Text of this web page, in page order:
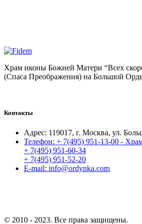
Храм иконы Божией Матери “Всех
(Спаса Преображения) на Большой
Контакты
Адрес: 119017, г. Москва, ул.
Телефон: + 7(495) 951-13-00 -
+ 7(495) 951-60-34
+ 7(495) 951-52-20
E-mail: info@ordynka.com
© 2010 - 2023. Все права защищены.